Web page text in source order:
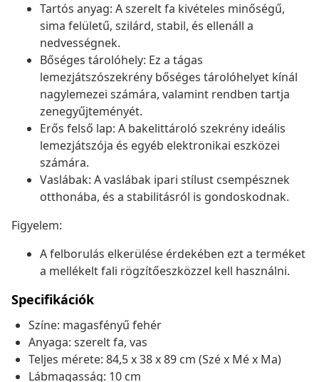
Tartós anyag: A szerelt fa kivételes minőségű,
sima felületű, szilárd, stabil, és ellenáll a
nedvességnek.
Bőséges tárolóhely: Ez a tágas
lemezjátszószekrény bőséges tárolóhelyet kínál
nagylemezei számára, valamint rendben tartja
zenegyűjteményét.
Erős felső lap: A bakelittároló szekrény ideális
lemezjátszója és egyéb elektronikai eszközei
számára.
Vaslábak: A vaslábak ipari stílust csempésznek
otthonába, és a stabilitásról is gondoskodnak.
Figyelem:
A felborulás elkerülése érdekében ezt a terméket
a mellékelt fali rögzítőeszközzel kell használni.
Specifikációk
Színe: magasfényű fehér
Anyaga: szerelt fa, vas
Teljes mérete: 84,5 x 38 x 89 cm (Szé x Mé x Ma)
Lábmagasság: 10 cm